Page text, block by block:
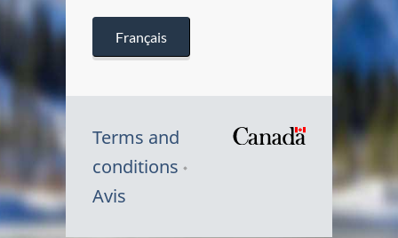
Français
Terms and
conditions
Avis
Symbole